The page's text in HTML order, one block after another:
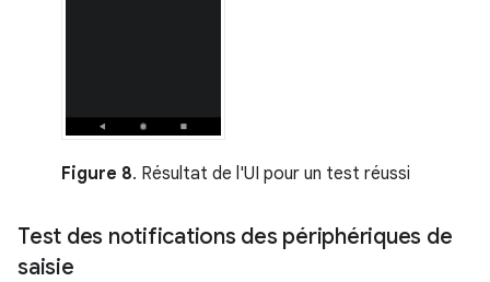
Figure 8. Résultat de l'UI pour un test réussi
Test des notifications des périphériques de
saisie